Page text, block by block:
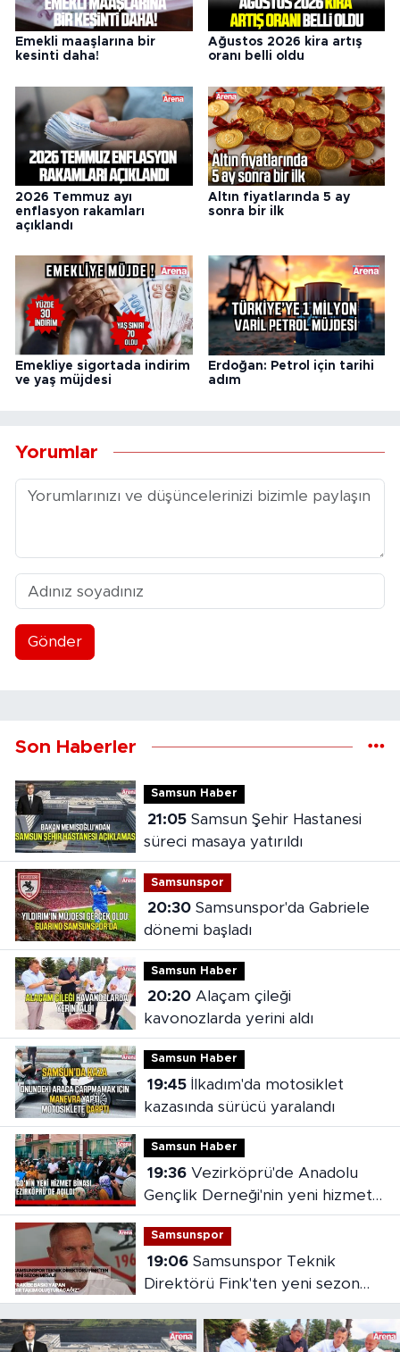
Emekli maaşlarına bir
kesinti daha!
Ağustos 2026 kira artış
oranı belli oldu
2026 Temmuz ayı
enflasyon rakamları
açıklandı
Altın fiyatlarında 5 ay
sonra bir ilk
Emekliye sigortada indirim
ve yaş müjdesi
Erdoğan: Petrol için tarihi
adım
Yorumlar
Gönder
Son Haberler
Samsun Haber
21:05Samsun Şehir Hastanesi
süreci masaya yatırıldı
Samsunspor
20:30Samsunspor'da Gabriele
dönemi başladı
Samsun Haber
20:20Alaçam çileği
kavonozlarda yerini aldı
Samsun Haber
19:45İlkadım'da motosiklet
kazasında sürücü yaralandı
Samsun Haber
19:36Vezirköprü'de Anadolu
Gençlik Derneği'nin yeni hizmet
binası açıldı
Samsunspor
19:06Samsunspor Teknik
Direktörü Fink'ten yeni sezon
mesajı